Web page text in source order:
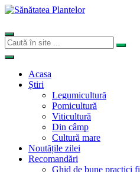
Acasa
Știri
Legumicultură
Pomicultură
Viticultură
Din câmp
Cultură mare
Noutățile zilei
Recomandări
Ghid de bune practici